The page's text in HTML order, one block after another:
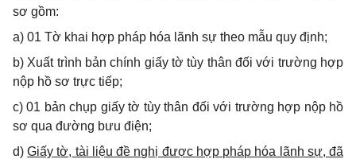
sơ gồm:
a) 01 Tờ khai hợp pháp hóa lãnh sự theo mẫu quy định;
b) Xuất trình bản chính giấy tờtùy thân đối với trường hợp
nộp hồ sơ trực tiếp;
c) 01 bản chụp giấy tờ tùy thân đối với trường hợp nộp hồ
sơ qua đường bưu điện;
d)Giấy tờ, tài liệu đề nghị được hợp pháp hóa lãnh sự, đã